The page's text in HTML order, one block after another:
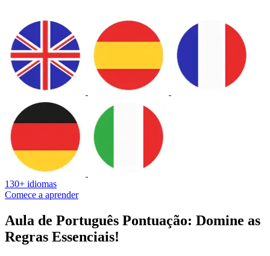
130+ idiomas
Comece a aprender
Aula de Português Pontuação: Domine as
Regras Essenciais!